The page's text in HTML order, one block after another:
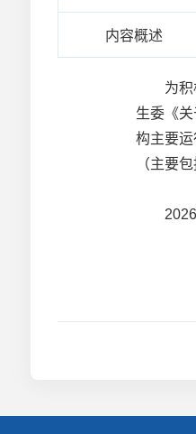
内容概述
为积极
生委《
构主要
（主要